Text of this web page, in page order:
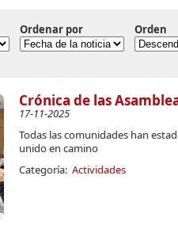
Ordenar por Orden
Crónica de las
17-11-2025
Todas las comunidades han
unido en camino
Categoría: Actividades